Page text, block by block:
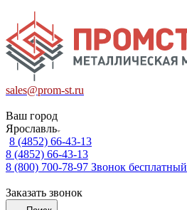
sales@prom-st.ru
Ваш город
Ярославль
8 (4852) 66-43-13
8 (4852) 66-43-13
8 (800) 700-78-97 Звонок бесплатный
Заказать звонок